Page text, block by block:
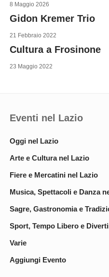
8 Maggio 2026
Gidon Kremer Trio
21 Febbraio 2022
Cultura a Frosinone
23 Maggio 2022
Eventi nel Lazio
Oggi nel Lazio
Arte e Cultura nel Lazio
Fiere e Mercatini nel Lazio
Musica, Spettacoli e Danza
Sagre, Gastronomia e
Sport, Tempo Libero e
Varie
Aggiungi Evento